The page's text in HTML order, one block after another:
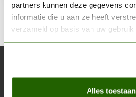
partners kunnen deze gegevens
informatie die u aan ze heeft
verzameld op basis van uw gebruik
Alles toestaan
Blijf op de hoogte over